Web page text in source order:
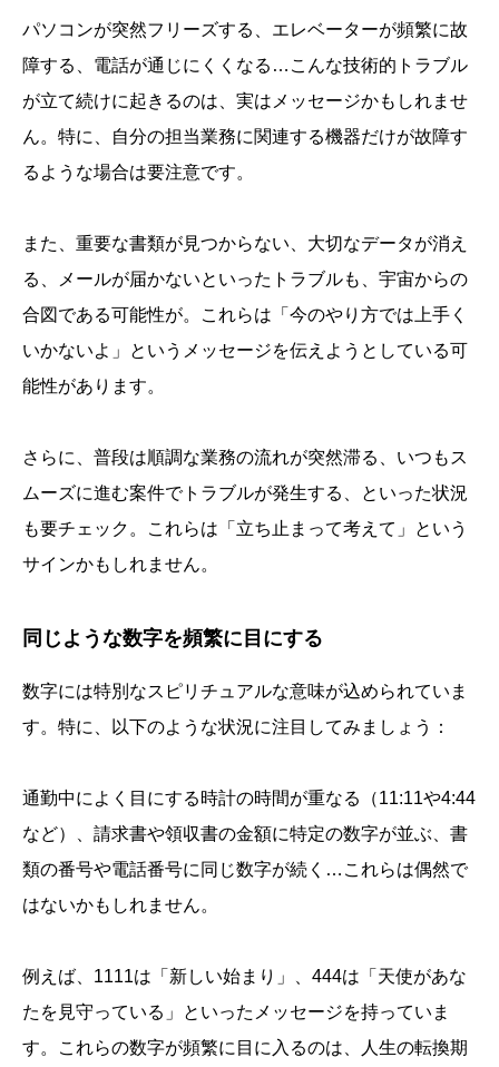
パソコンが突然フリーズする、エレベーターが頻繁に故
障する、電話が通じにくくなる…こんな技術的トラブル
が立て続けに起きるのは、実はメッセージかもしれませ
ん。特に、自分の担当業務に関連する機器だけが故障す
るような場合は要注意です。
また、重要な書類が見つからない、大切なデータが消え
る、メールが届かないといったトラブルも、宇宙からの
合図である可能性が。これらは「今のやり方では上手く
いかないよ」というメッセージを伝えようとしている可
能性があります。
さらに、普段は順調な業務の流れが突然滞る、いつもス
ムーズに進む案件でトラブルが発生する、といった状況
も要チェック。これらは「立ち止まって考えて」という
サインかもしれません。
同じような数字を頻繁に目にする
数字には特別なスピリチュアルな意味が込められていま
す。特に、以下のような状況に注目してみましょう：
通勤中によく目にする時計の時間が重なる（11:11や4:44
など）、請求書や領収書の金額に特定の数字が並ぶ、書
類の番号や電話番号に同じ数字が続く…これらは偶然で
はないかもしれません。
例えば、1111は「新しい始まり」、444は「天使があな
たを見守っている」といったメッセージを持っていま
す。これらの数字が頻繁に目に入るのは、人生の転換期